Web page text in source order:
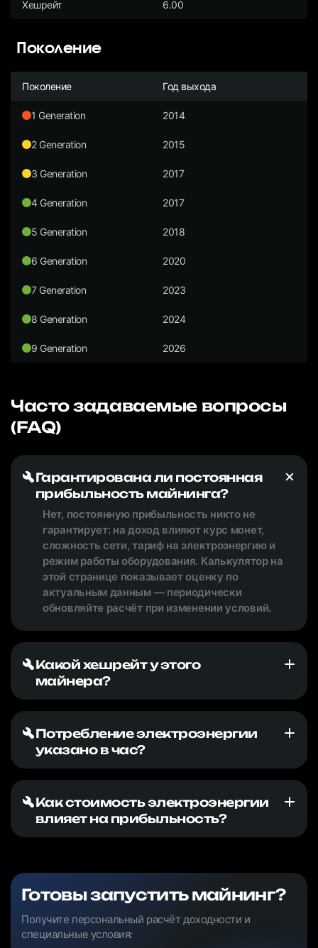
Хешрейт 6.00
Поколение
Поколение Год выхода
1 Generation 2014
2 Generation 2015
3 Generation 2017
4 Generation 2017
5 Generation 2018
6 Generation 2020
7 Generation 2023
8 Generation 2024
9 Generation 2026
Часто задаваемые вопросы
(FAQ)
Гарантирована ли постоянная
прибыльность майнинга?
Нет, постоянную прибыльность никто не
гарантирует: на доход влияют курс монет,
сложность сети, тариф на электроэнергию и
режим работы оборудования. Калькулятор на
этой странице показывает оценку по
актуальным данным — периодически
обновляйте расчёт при изменении условий.
Какой хешрейт у этого
майнера?
Потребление электроэнергии
указано в час?
Как стоимость электроэнергии
влияет на прибыльность?
Готовы запустить майнинг?
Получите персональный расчёт доходности и
специальные условия: